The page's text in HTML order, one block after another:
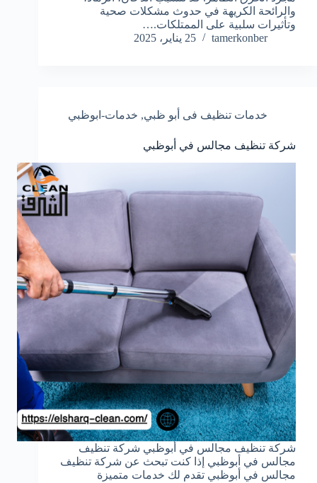
والرائحة الكريهة في حدوث مشكلات صحية
وتأثيرات سلبية على الممتلكات.…
tamerkonber
25 يناير، 2025
خدمات تنظيف فى أبو ظبي, خدمات-ابوظبي
شركة تنظيف مجالس في أبوظبي
شركة تنظيف مجالس في أبوظبي شركة تنظيف
مجالس في أبوظبي إذا كنت تبحث عن شركة تنظيف
مجالس في أبوظبي تقدم لك خدمات متميزة